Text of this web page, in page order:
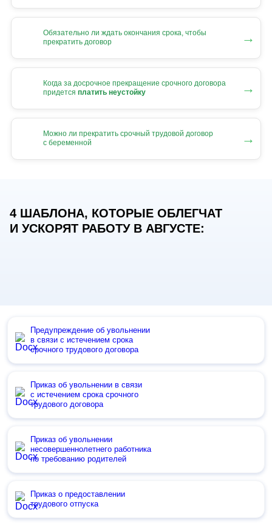
Обязательно ли ждать окончания срока, чтобы
прекратить договор
→
Когда за досрочное прекращение срочного договора
придется платить неустойку →
Можно ли прекратить срочный трудовой договор
с беременной
→
4 ШАБЛОНА, КОТОРЫЕ ОБЛЕГЧАТ
И УСКОРЯТ РАБОТУ В АВГУСТЕ:
Предупреждение об увольнении
в связи с истечением срока
срочного трудового договора
Приказ об увольнении в связи
с истечением срока срочного
трудового договора
Приказ об увольнении
несовершеннолетнего работника
по требованию родителей
Приказ о предоставлении
трудового отпуска